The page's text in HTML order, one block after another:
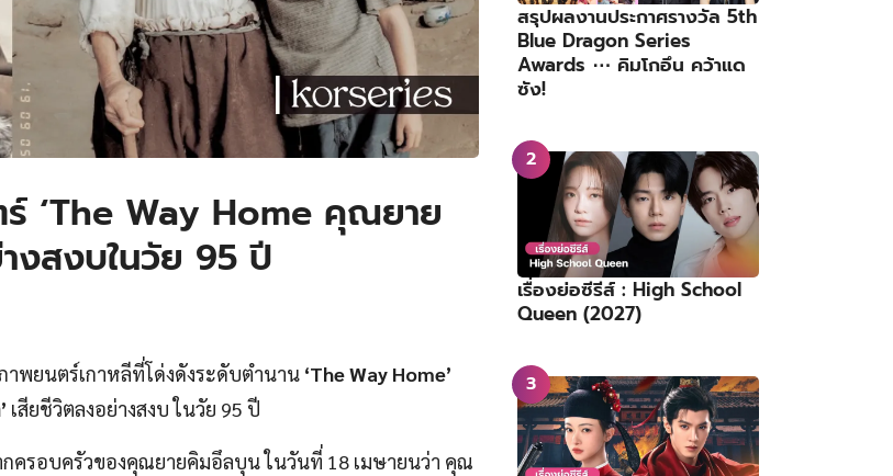
‘The Way Home คุณยาย
งสงบในวัย 95 ปี
พยนตร์เกาหลีที่โด่งดังระดับตำนาน ‘The Way Home’
เสียชีวิตลงอย่างสงบ ในวัย 95 ปี
กครอบครัวของคุณยายคิมอึลบุน ในวันที่ 18 เมษายนว่า คุณ
สรุปผลงานประกาศรางวัล 5th
Blue Dragon Series
Awards ⋯ คิมโกอึน คว้าแด
ซัง!
เรื่องย่อซีรีส์ : High School
Queen (2027)